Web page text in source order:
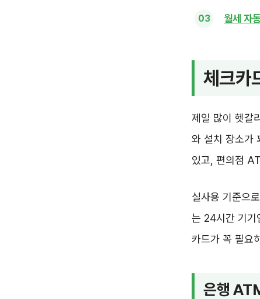
월세 자
체크카
제일 많이 헷갈
와 설치 장소가
있고, 편의점
실사용 기준으
는 24시간 기기
카드가 꼭 필요
은행